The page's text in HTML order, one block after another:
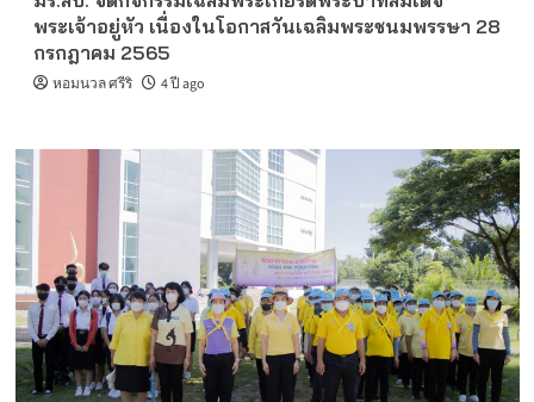
พระเจ้าอยู่หัว เนื่องในโอกาสวันเฉลิมพระชนมพรรษา 28
กรกฎาคม 2565
หอมนวล ศรีริ 4 ปี ago